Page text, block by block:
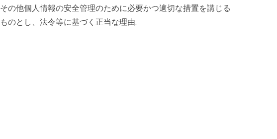
その他個人情報の安全管理のために必要かつ適切な措置を講じる
ものとし、法令等に基づく正当な理由.